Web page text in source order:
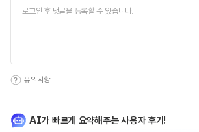
유의사항
AI가 빠르게 요약해주는 사용자 후기!